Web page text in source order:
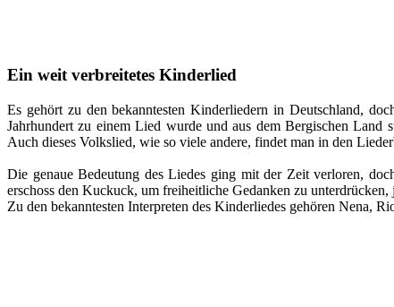
Ein weit verbreitetes Kinderlied
Es gehört zu den bekanntesten Kinderliedern in Deutschland,
Jahrhundert zu einem Lied wurde und aus dem Bergischen
Auch dieses Volkslied, wie so viele andere, findet man in den
Die genaue Bedeutung des Liedes ging mit der Zeit verloren,
erschoss den Kuckuck, um freiheitliche Gedanken zu
Zu den bekanntesten Interpreten des Kinderliedes gehören Nena,